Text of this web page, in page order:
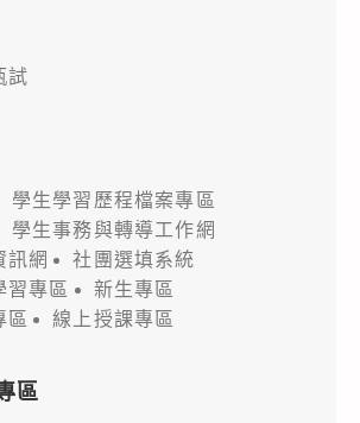
試
學生學習歷程檔案專區
學生事務與轉導工作網
訊網
社團選填系統
習專區
新生專區
區
線上授課專區
區